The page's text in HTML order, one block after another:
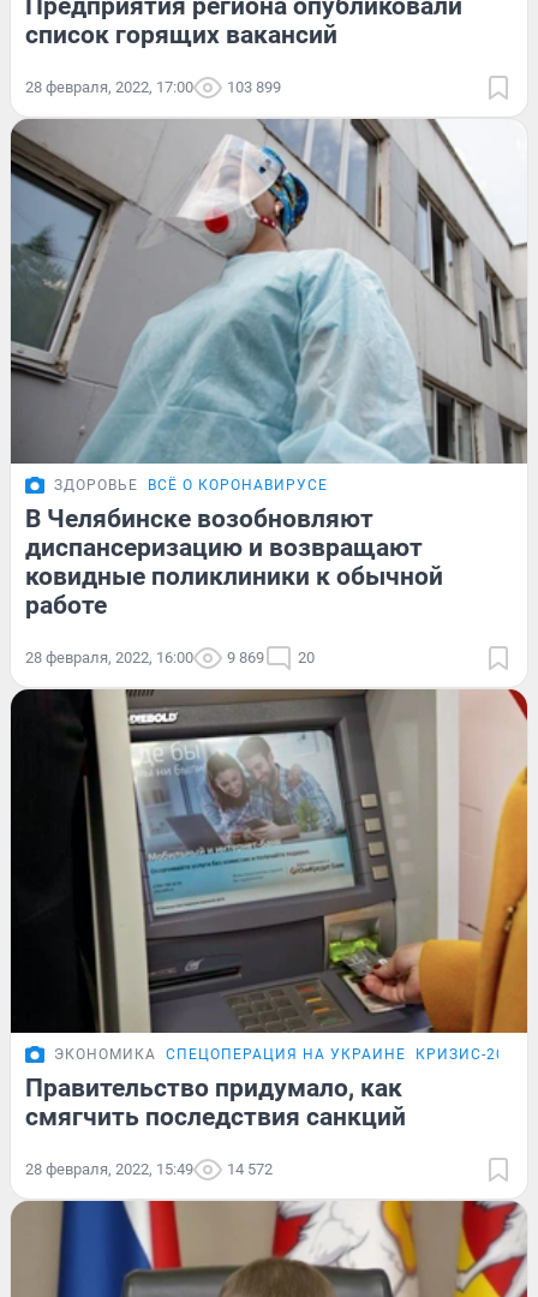
Предприятия региона опубликовали
список горящих вакансий
28 февраля, 2022, 17:00 103 899
ЗДОРОВЬЕ ВСЁ О КОРОНАВИРУСЕ
В Челябинске возобновляют
диспансеризацию и возвращают
ковидные поликлиники к обычной
работе
28 февраля, 2022, 16:00 9 869 20
ЭКОНОМИКА СПЕЦОПЕРАЦИЯ НА УКРАИНЕ КРИЗИС-2026
Правительство придумало, как
смягчить последствия санкций
28 февраля, 2022, 15:49 14 572